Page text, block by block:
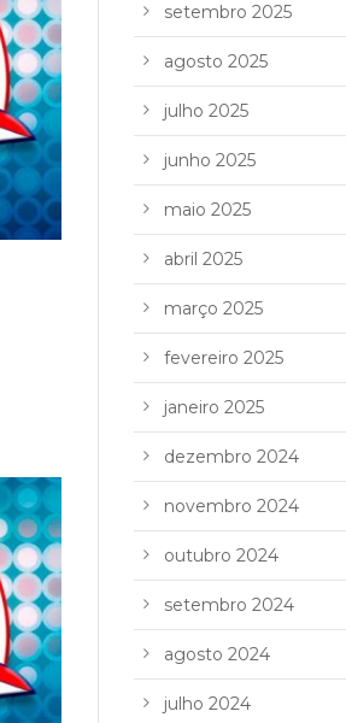
setembro 2025
agosto 2025
julho 2025
junho 2025
maio 2025
abril 2025
março 2025
fevereiro 2025
janeiro 2025
dezembro 2024
novembro 2024
outubro 2024
setembro 2024
agosto 2024
julho 2024